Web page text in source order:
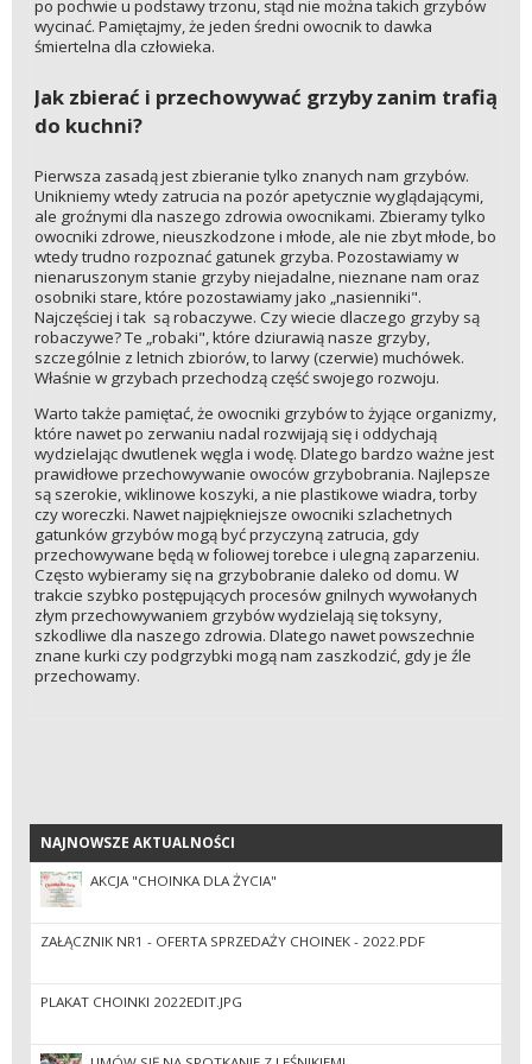
po pochwie u podstawy trzonu, stąd nie można takich grzybów
wycinać. Pamiętajmy, że jeden średni owocnik to dawka
śmiertelna dla człowieka.
Jak zbierać i przechowywać grzyby zanim trafią
do kuchni?
Pierwsza zasadą jest zbieranie tylko znanych nam grzybów.
Unikniemy wtedy zatrucia na pozór apetycznie wyglądającymi,
ale groźnymi dla naszego zdrowia owocnikami. Zbieramy tylko
owocniki zdrowe, nieuszkodzone i młode, ale nie zbyt młode, bo
wtedy trudno rozpoznać gatunek grzyba. Pozostawiamy w
nienaruszonym stanie grzyby niejadalne, nieznane nam oraz
osobniki stare, które pozostawiamy jako „nasienniki".
Najczęściej i tak są robaczywe. Czy wiecie dlaczego grzyby są
robaczywe? Te „robaki", które dziurawią nasze grzyby,
szczególnie z letnich zbiorów, to larwy (czerwie) muchówek.
Właśnie w grzybach przechodzą część swojego rozwoju.
Warto także pamiętać, że owocniki grzybów to żyjące organizmy,
które nawet po zerwaniu nadal rozwijają się i oddychają
wydzielając dwutlenek węgla i wodę. Dlatego bardzo ważne jest
prawidłowe przechowywanie owoców grzybobrania. Najlepsze
są szerokie, wiklinowe koszyki, a nie plastikowe wiadra, torby
czy woreczki. Nawet najpiękniejsze owocniki szlachetnych
gatunków grzybów mogą być przyczyną zatrucia, gdy
przechowywane będą w foliowej torebce i ulegną zaparzeniu.
Często wybieramy się na grzybobranie daleko od domu. W
trakcie szybko postępujących procesów gnilnych wywołanych
złym przechowywaniem grzybów wydzielają się toksyny,
szkodliwe dla naszego zdrowia. Dlatego nawet powszechnie
znane kurki czy podgrzybki mogą nam zaszkodzić, gdy je źle
przechowamy.
NAJNOWSZE AKTUALNOŚCI
NAJNOWSZE AKTUALNOŚCI
AKCJA "CHOINKA DLA ŻYCIA"
ZAŁĄCZNIK NR1 - OFERTA SPRZEDAŻY CHOINEK - 2022.PDF
PLAKAT CHOINKI 2022EDIT.JPG